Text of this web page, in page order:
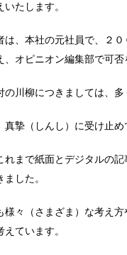
たします。
は、本社の元社員で、２
、オピニオン編集部で可否
の川柳につきましては、
真摯（しんし）に受け止め
れまで紙面とデジタルの
した。
様々（さまざま）な考え
ています。